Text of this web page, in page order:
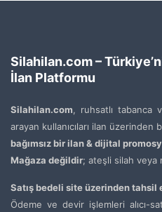
Silahilan.com –
İlan Platformu
Silahilan.com, ruhsatlı tabanca
arayan kullanıcıları ilan üzerinden
bağımsız bir ilan & dijital
Mağaza değildir; ateşli silah veya
Satış bedeli site üzerinden tahsil
Ödeme ve devir işlemleri alıcı-